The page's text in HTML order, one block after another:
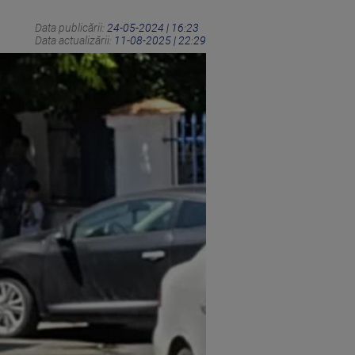
Data publicării: 24-05-2024 | 16:23
Data actualizării: 11-08-2025 | 22:29